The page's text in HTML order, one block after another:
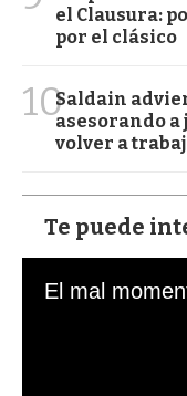
el Clausura:
por el clásico
10Saldain
asesorando
volver a
Te puede